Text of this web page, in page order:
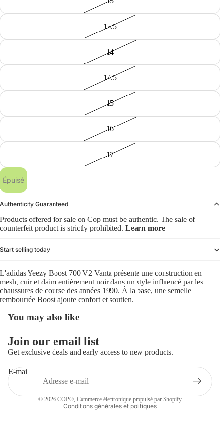
13.5
14
14.5
15
16
17
Épuisé
Authenticity Guaranteed
Products offered for sale on Cop must be authentic. The sale of
counterfeit product is strictly prohibited. Learn more
Start selling today
L'adidas Yeezy Boost 700 V2 Vanta présente une construction en
mesh, cuir et daim entièrement noir dans un style influencé par les
chaussures de course des années 1990. À la base, une semelle
rembourrée Boost ajoute confort et soutien.
You may also like
Join our email list
Get exclusive deals and early access to new products.
E-mail
© 2026 COP®, Commerce électronique propulsé par Shopify
Conditions générales et politiques
Politique de confidentialité
Politique d’expédition